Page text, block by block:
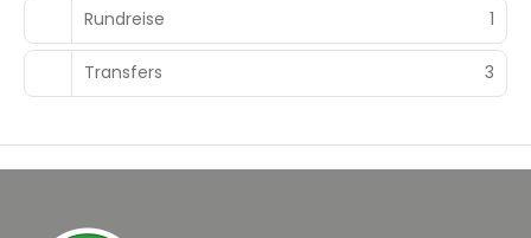
Rundreise 1
Transfers 3